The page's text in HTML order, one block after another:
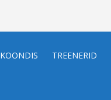
KOONDIS TREENERID